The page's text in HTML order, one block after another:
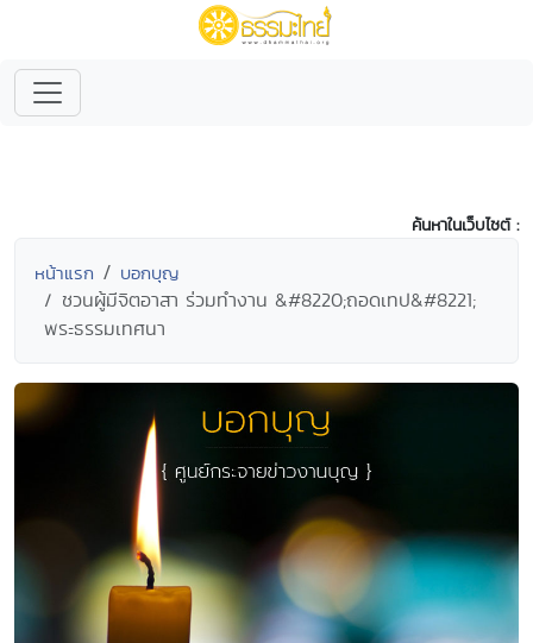
ค้นหาในเว็บไซต์ :
หน้าแรก บอกบุญ
ชวนผู้มีจิตอาสา ร่วมทำงาน &#8220;ถอดเทป&#8221;
พระธรรมเทศนา